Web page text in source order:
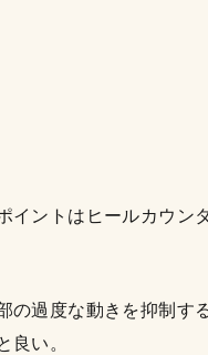
イントはヒールカウン
の過度な動きを抑制す
良い。